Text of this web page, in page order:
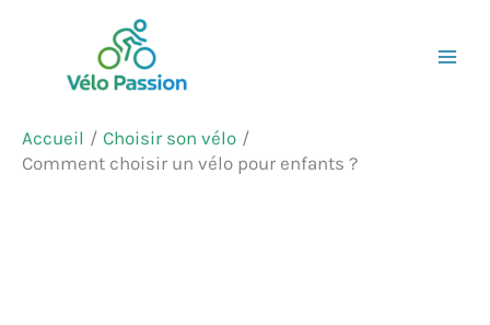
contenu
Accueil
Choisir son vélo
Comment choisir un vélo pour enfants ?